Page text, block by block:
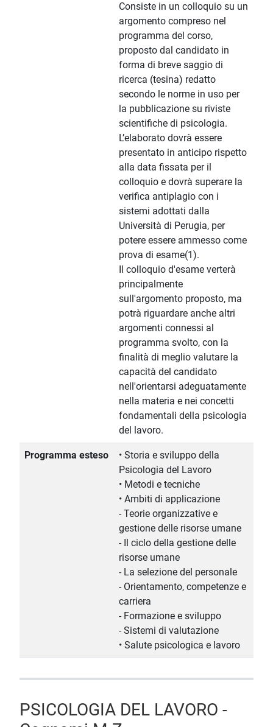
Consiste in un colloquio su un
argomento compreso nel
programma del corso,
proposto dal candidato in
forma di breve saggio di
ricerca (tesina) redatto
secondo le norme in uso per
la pubblicazione su riviste
scientifiche di psicologia.
L’elaborato dovrà essere
presentato in anticipo rispetto
alla data fissata per il
colloquio e dovrà superare la
verifica antiplagio con i
sistemi adottati dalla
Università di Perugia, per
potere essere ammesso come
prova di esame(1).
Il colloquio d'esame verterà
principalmente
sull'argomento proposto, ma
potrà riguardare anche altri
argomenti connessi al
programma svolto, con la
finalità di meglio valutare la
capacità del candidato
nell'orientarsi adeguatamente
nella materia e nei concetti
fondamentali della psicologia
del lavoro.
Programma esteso
• Storia e sviluppo della
Psicologia del Lavoro
• Metodi e tecniche
• Ambiti di applicazione
- Teorie organizzative e
gestione delle risorse umane
- Il ciclo della gestione delle
risorse umane
- La selezione del personale
- Orientamento, competenze e
carriera
- Formazione e sviluppo
- Sistemi di valutazione
• Salute psicologica e lavoro
PSICOLOGIA DEL LAVORO -